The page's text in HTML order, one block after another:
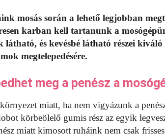
mosás során a lehető legjobban
karban kell tartanunk a
látható, és kevésbé látható részei
megtelepedésére.
meg a penész a
miatt, ha nem vigyázunk a
körbeölelő gumis rész az egyik
miatt kimosott ruháink nem csak